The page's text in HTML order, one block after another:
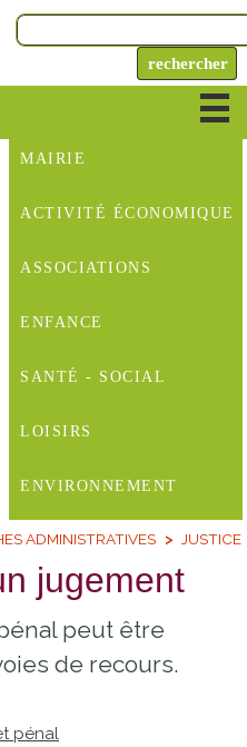
MAIRIE
ACTIVITÉ ÉCONOMIQUE
ASSOCIATIONS
ENFANCE
SANTÉ - SOCIAL
LOISIRS
ENVIRONNEMENT
ADMINISTRATIVES JUSTICE
jugement
peut être
de recours.
pénal